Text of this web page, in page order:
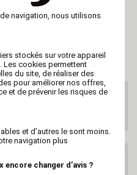
HT
navigation, nous utilisons
stockés sur votre appareil
Les cookies permettent
du site, de réaliser des
pour améliorer nos offres,
et de prévenir les risques de
et d’autres le sont moins.
navigation plus
encore changer d’avis ?